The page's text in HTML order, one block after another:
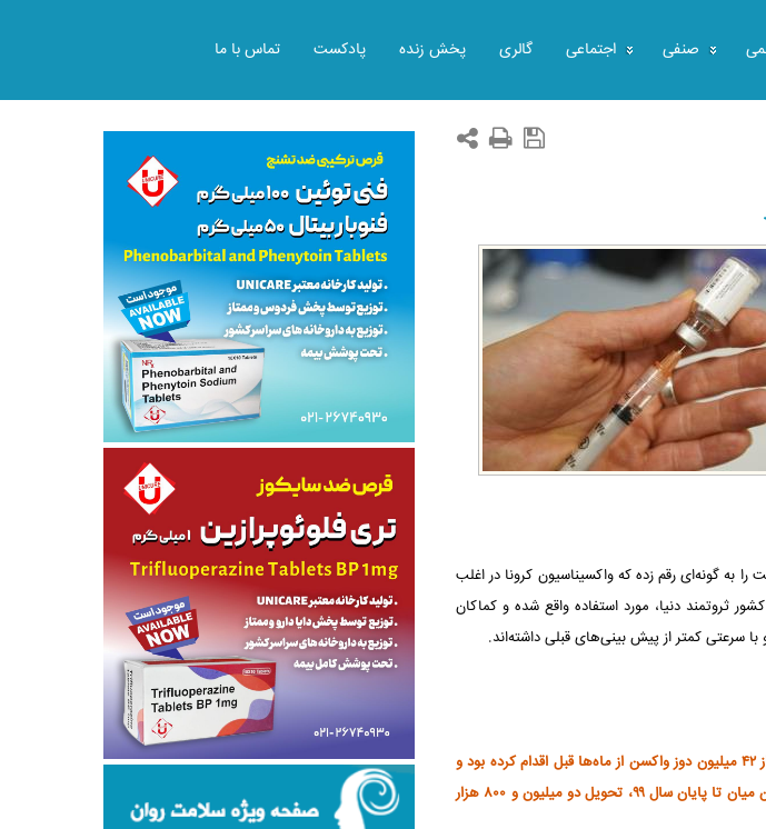
صنفی اجتماعی گالری پخش زنده پادکست تماس با ما
به گونه‌ای رقم زده که واکسیناسیون کرونا در اغلب
آن گونه که پیش بینی شده، پیش نمی‌رود؛ چنان‌که ۷۵ درصد واکسن عرضه شده فعلی تنها در ۱۰ کشور ثروتمند دنیا، مورد استفاده واقع شده و کماکان
سرعتی کمتر از پیش بینی‌های قبلی داشته‌اند.
جمهوری اسلامی ایران برای خرید بیش از ۴۲ میلیون دوز واکسن از ماه‌ها قبل اقدام کرده بود و
خرید بیش از ۲۱ میلیون دوز واکسن از مسیر خرید مستقیم و سبد کوواکس، پیش از این قطعی شده که از این میان تا پایان سال ۹۹، تحویل دو میلیون و ۸۰۰ هزار